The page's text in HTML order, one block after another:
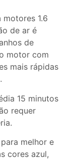
1.6
de ar é
de
motor com
mais rápidas
15 minutos
requer
melhor e
cores azul,